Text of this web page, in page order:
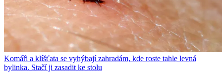
Komáři a klíšťata se vyhýbají zahradám, kde roste tahle levná
bylinka. Stačí ji zasadit ke stolu